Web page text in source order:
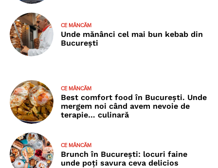
CE MÂNCĂM
Unde mănânci cel mai bun kebab din
București
CE MÂNCĂM
Best comfort food în București. Unde
mergem noi când avem nevoie de
terapie… culinară
CE MÂNCĂM
Brunch în București: locuri faine
unde poţi savura ceva delicios